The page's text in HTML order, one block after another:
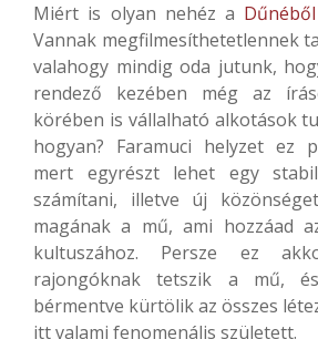
Miért is olyan nehéz a Dűnéből
Vannak megfilmesíthetetlennek
valahogy mindig oda jutunk,
rendező kezében még az
körében is vállalható alkotások
hogyan? Faramuci helyzet ez
mert egyrészt lehet egy
számítani, illetve új
magának a mű, ami hozzáad
kultuszához. Persze ez
rajongóknak tetszik a mű,
bérmentve kürtölik az összes
itt valami fenomenális született.